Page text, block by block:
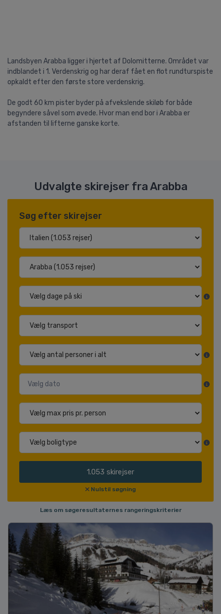
Landsbyen Arabba ligger i hjertet af Dolomitterne. Området var
indblandet i 1. Verdenskrig og har deraf fået en flot rundturspiste
opkaldt efter den første store verdenskrig.
De godt 60 km pister byder på afvekslende skiløb for både
begyndere såvel som øvede. Hvor man end bor i Arabba er
afstanden til lifterne ganske korte.
Udvalgte skirejser fra Arabba
Søg efter skirejser
1.053 skirejser
Nulstil søgning
Læs om søgeresultaternes rangeringskriterier